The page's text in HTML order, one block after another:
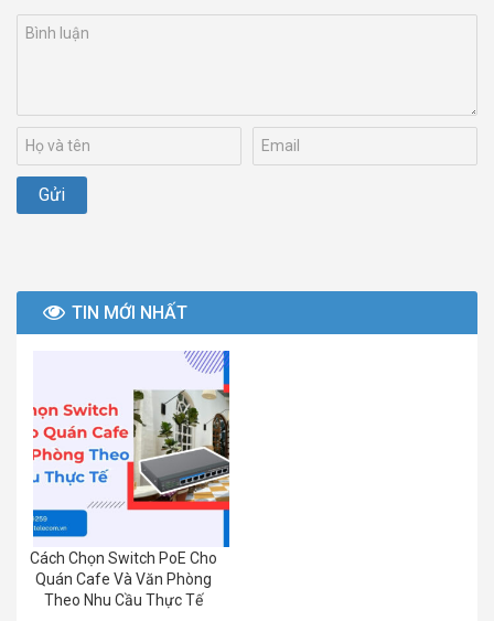
TIN MỚI NHẤT
Cách Chọn Switch PoE Cho
Quán Cafe Và Văn Phòng
Theo Nhu Cầu Thực Tế